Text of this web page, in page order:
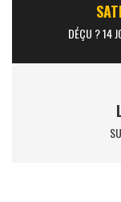
DÉÇU ? 14